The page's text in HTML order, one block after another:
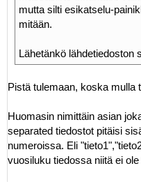
mutta silti esikatselu-
mitään.
Lähetänkö lähdetiedoston
Pistä tulemaan, koska mulla
Huomasin nimittäin asian
separated tiedostot pitäisi
numeroissa. Eli
vuosiluku tiedossa niitä ei ole